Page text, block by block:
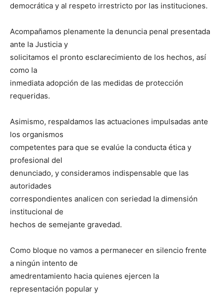
democrática y al respeto irrestricto por las instituciones.
Acompañamos plenamente la denuncia penal presentada
ante la Justicia y
solicitamos el pronto esclarecimiento de los hechos, así
como la
inmediata adopción de las medidas de protección
requeridas.
Asimismo, respaldamos las actuaciones impulsadas ante
los organismos
competentes para que se evalúe la conducta ética y
profesional del
denunciado, y consideramos indispensable que las
autoridades
correspondientes analicen con seriedad la dimensión
institucional de
hechos de semejante gravedad.
Como bloque no vamos a permanecer en silencio frente
a ningún intento de
amedrentamiento hacia quienes ejercen la
representación popular y